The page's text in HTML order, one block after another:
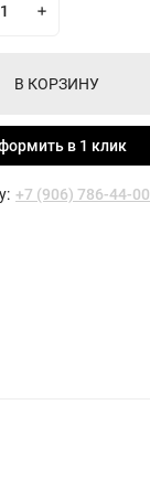
В КОРЗИНУ
в 1 клик
+7 (906) 786-44-00